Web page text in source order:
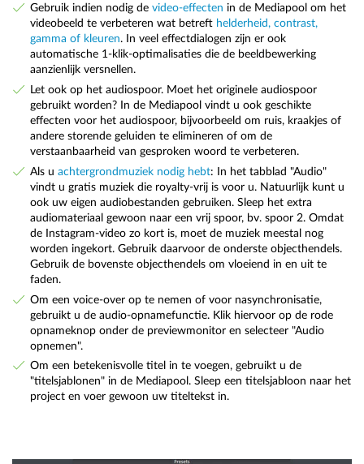
Gebruik indien nodig de video-effecten in de Mediapool om het
videobeeld te verbeteren wat betreft helderheid, contrast,
gamma of kleuren. In veel effectdialogen zijn er ook
automatische 1-klik-optimalisaties die de beeldbewerking
aanzienlijk versnellen.
Let ook op het audiospoor. Moet het originele audiospoor
gebruikt worden? In de Mediapool vindt u ook geschikte
effecten voor het audiospoor, bijvoorbeeld om ruis, kraakjes of
andere storende geluiden te elimineren of om de
verstaanbaarheid van gesproken woord te verbeteren.
Als u achtergrondmuziek nodig hebt: In het tabblad "Audio"
vindt u gratis muziek die royalty-vrij is voor u. Natuurlijk kunt u
ook uw eigen audiobestanden gebruiken. Sleep het extra
audiomateriaal gewoon naar een vrij spoor, bv. spoor 2. Omdat
de Instagram-video zo kort is, moet de muziek meestal nog
worden ingekort. Gebruik daarvoor de onderste objecthendels.
Gebruik de bovenste objecthendels om vloeiend in en uit te
faden.
Om een voice-over op te nemen of voor nasynchronisatie,
gebruikt u de audio-opnamefunctie. Klik hiervoor op de rode
opnameknop onder de previewmonitor en selecteer "Audio
opnemen".
Om een betekenisvolle titel in te voegen, gebruikt u de
"titelsjablonen" in de Mediapool. Sleep een titelsjabloon naar het
project en voer gewoon uw titeltekst in.